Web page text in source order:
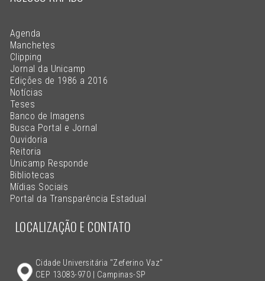
Agenda
Manchetes
Clipping
Jornal da Unicamp
Edições de 1986 a 2016
Notícias
Teses
Banco de Imagens
Busca Portal e Jornal
Ouvidoria
Reitoria
Unicamp Responde
Bibliotecas
Mídias Sociais
Portal da Transparência Estadual
LOCALIZAÇÃO E CONTATO
Cidade Universitária "Zeferino Vaz"
CEP 13083-970 | Campinas-SP